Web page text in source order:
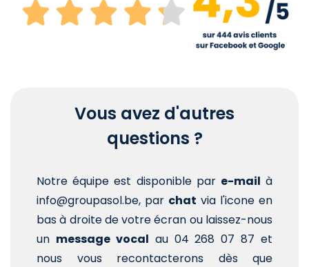
Vous avez d'autres
questions ?
Notre équipe est disponible par e-mail à
info@groupasol.be, par chat via l'icone en
bas à droite de votre écran ou laissez-nous
un message vocal au 04 268 07 87 et
nous vous recontacterons dès que